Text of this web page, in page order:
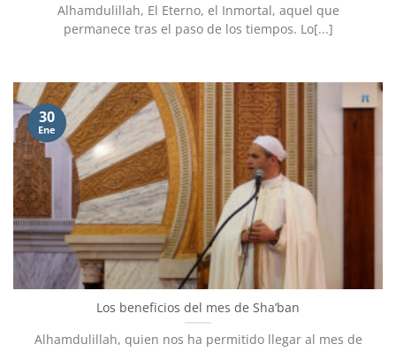
Alhamdulillah, El Eterno, el Inmortal, aquel que
permanece tras el paso de los tiempos. Lo[...]
Los beneficios del mes de Sha’ban
Alhamdulillah, quien nos ha permitido llegar al mes de
30
Ene